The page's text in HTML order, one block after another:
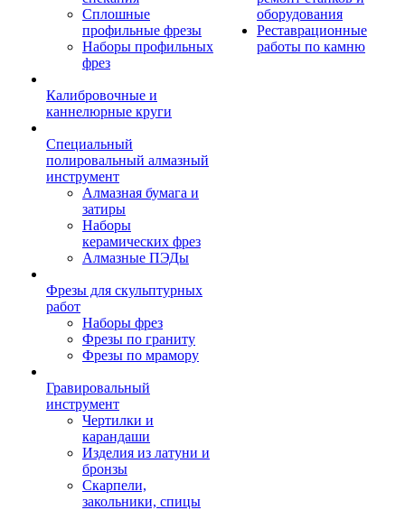
Сплошные
профильные фрезы
Наборы профильных
фрез
Калибровочные и
каннелюрные круги
Специальный
полировальный алмазный
инструмент
Алмазная бумага и
затиры
Наборы
керамических фрез
Алмазные ПЭДы
Фрезы для скульптурных
работ
Наборы фрез
Фрезы по граниту
Фрезы по мрамору
Гравировальный
инструмент
Чертилки и
карандаши
Изделия из латуни и
бронзы
Скарпели,
закольники, спицы
оборудования
Реставрационные
работы по камню